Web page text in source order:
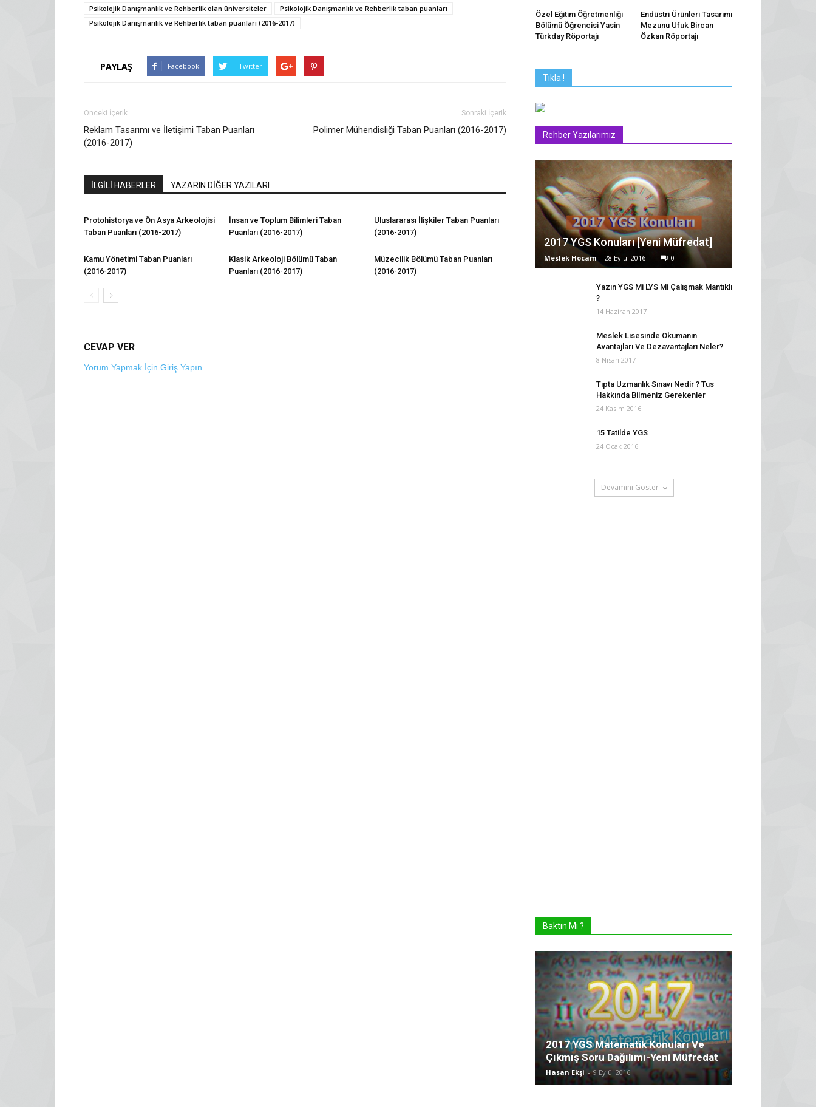
Psikolojik Danışmanlık ve Rehberlik olan üniversiteler
Psikolojik Danışmanlık ve Rehberlik taban puanları
Psikolojik Danışmanlık ve Rehberlik taban puanları (2016-2017)
PAYLAŞ Facebook Twitter
Önceki İçerik
Reklam Tasarımı ve İletişimi Taban Puanları
(2016-2017)
Sonraki İçerik
Polimer Mühendisliği Taban Puanları (2016-2017)
İLGİLİ HABERLER YAZARIN DİĞER YAZILARI
Protohistorya ve Ön Asya Arkeolojisi
Taban Puanları (2016-2017)
İnsan ve Toplum Bilimleri Taban
Puanları (2016-2017)
Uluslararası İlişkiler Taban Puanları
(2016-2017)
Kamu Yönetimi Taban Puanları
(2016-2017)
Klasik Arkeoloji Bölümü Taban
Puanları (2016-2017)
Müzecilik Bölümü Taban Puanları
(2016-2017)
CEVAP VER
Yorum Yapmak İçin Giriş Yapın
Özel Eğitim Öğretmenliği
Bölümü Öğrencisi Yasin
Türkday Röportajı
Endüstri Ürünleri Tasarımı
Mezunu Ufuk Bircan
Özkan Röportajı
Tıkla !
Rehber Yazılarımız
2017 YGS Konuları [Yeni Müfredat]
Meslek Hocam - 28 Eylül 2016 0
Yazın YGS Mi LYS Mi Çalışmak Mantıklı
?
14 Haziran 2017
Meslek Lisesinde Okumanın
Avantajları Ve Dezavantajları Neler?
8 Nisan 2017
Tıpta Uzmanlık Sınavı Nedir ? Tus
Hakkında Bilmeniz Gerekenler
24 Kasım 2016
15 Tatilde YGS
24 Ocak 2016
Devamını Göster
Baktın Mı ?
2017 YGS Matematik Konuları Ve
Çıkmış Soru Dağılımı-Yeni Müfredat
Hasan Ekşi - 9 Eylül 2016